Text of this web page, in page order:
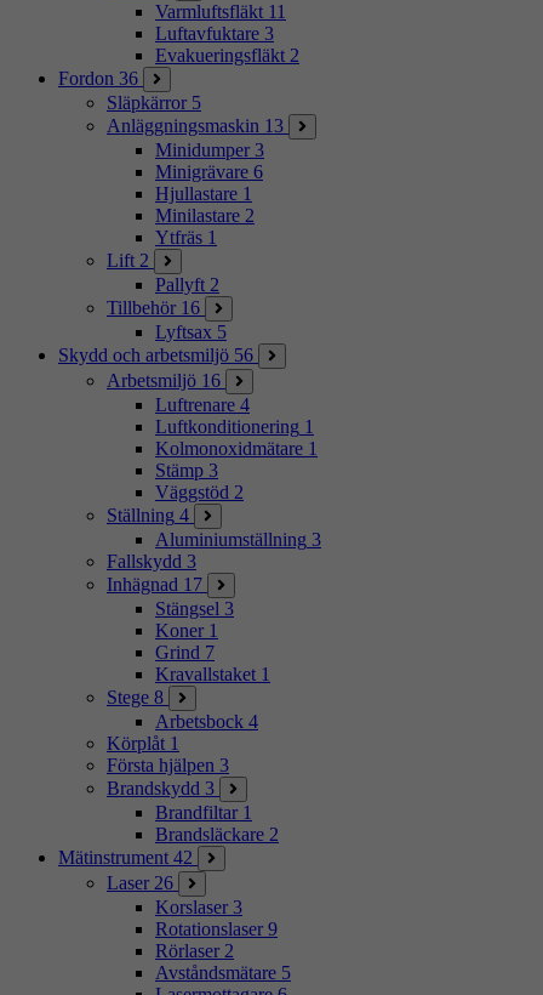
Varmluftsfläkt 11
Luftavfuktare 3
Evakueringsfläkt 2
Fordon 36
Släpkärror 5
Anläggningsmaskin 13
Minidumper 3
Minigrävare 6
Hjullastare 1
Minilastare 2
Ytfräs 1
Lift 2
Pallyft 2
Tillbehör 16
Lyftsax 5
Skydd och arbetsmiljö 56
Arbetsmiljö 16
Luftrenare 4
Luftkonditionering 1
Kolmonoxidmätare 1
Stämp 3
Väggstöd 2
Ställning 4
Aluminiumställning 3
Fallskydd 3
Inhägnad 17
Stängsel 3
Koner 1
Grind 7
Kravallstaket 1
Stege 8
Arbetsbock 4
Körplåt 1
Första hjälpen 3
Brandskydd 3
Brandfiltar 1
Brandsläckare 2
Mätinstrument 42
Laser 26
Korslaser 3
Rotationslaser 9
Rörlaser 2
Avståndsmätare 5